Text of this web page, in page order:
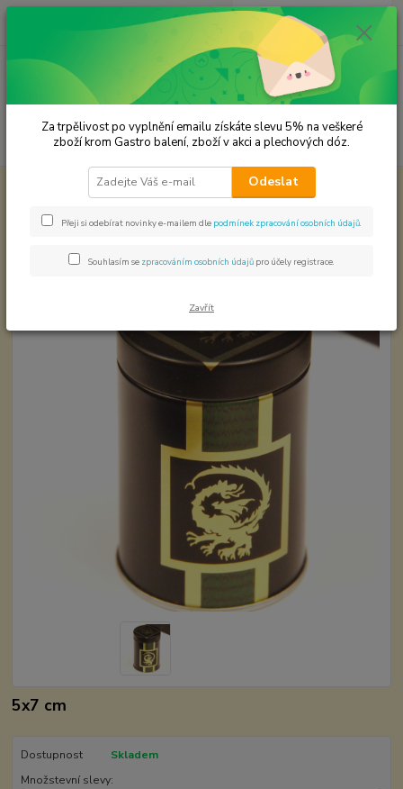
Menu
Hledat
ks
za 0,00 Kč
Plechové dózy - kořenky Dóza na čaj - 140 ml
Dóza na čaj - 140 ml
5x7 cm
Dostupnost
Skladem
Množstevní slevy:
Za trpělivost po vyplnění emailu získáte slevu 5% na veškeré
zboží krom Gastro balení, zboží v akci a plechových dóz.
Odeslat
Přeji si odebírat novinky e-mailem dle podmínek zpracování osobních údajů
Souhlasím se zpracováním osobních údajů pro účely registrace.
Zavřít